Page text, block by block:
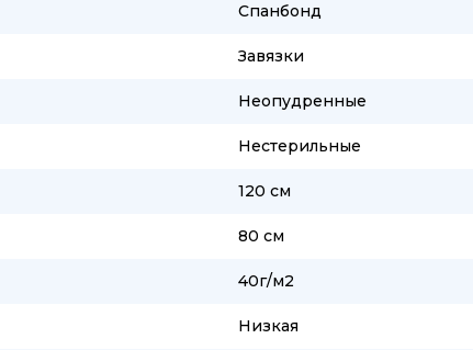
Спанбонд
Завязки
Неопудренные
Нестерильные
120 см
80 см
40г/м2
Низкая